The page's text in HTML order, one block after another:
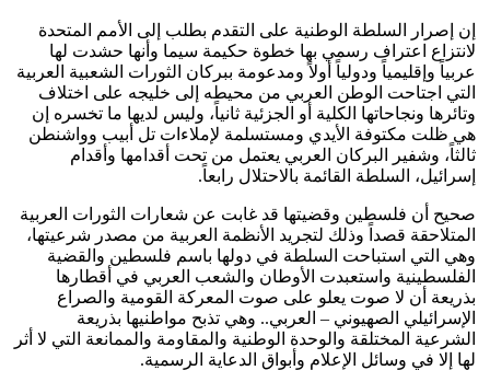
إن إصرار السلطة الوطنية على التقدم بطلب إلى الأمم المتحدة
لانتزاع اعتراف رسمي بها خطوة حكيمة سيما وأنها حشدت لها
عربياً وإقليمياً ودولياً أولاً ومدعومة ببركان الثورات الشعبية العربية
التي اجتاحت الوطن العربي من محيطه إلى خليجه على اختلاف
وتائرها ونجاحاتها الكلية أو الجزئية ثانياً، وليس لديها ما تخسره إن
هي ظلت مكتوفة الأيدي ومستسلمة لإملاءات تل أبيب وواشنطن
ثالثاً، وشفير البركان العربي يعتمل من تحت أقدامها وأقدام
إسرائيل، السلطة القائمة بالاحتلال رابعاً.
صحيح أن فلسطين وقضيتها قد غابت عن شعارات الثورات العربية
المتلاحقة قصداً وذلك لتجريد الأنظمة العربية من مصدر شرعيتها،
وهي التي استباحت السلطة في دولها باسم فلسطين والقضية
الفلسطينية واستعبدت الأوطان والشعب العربي في أقطارها
بذريعة أن لا صوت يعلو على صوت المعركة القومية والصراع
الإسرائيلي الصهيوني – العربي.. وهي تذبح مواطنيها بذريعة
الشرعية المختلقة والوحدة الوطنية والمقاومة والممانعة التي لا أثر
لها إلا في وسائل الإعلام وأبواق الدعاية الرسمية.